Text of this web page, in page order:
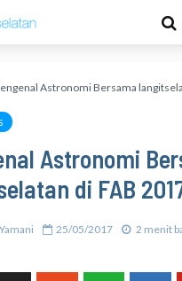
Astronomi Bersama
Astronomi
di FAB
25/05/2017 2 menit